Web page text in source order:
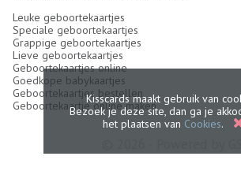
Leuke geboortekaartjes
Speciale geboortekaartjes
Grappige geboortekaartjes
Lieve geboortekaartjes
Geboortekaartjes online
Goedkope babykaartjes
Geboortekaartjes bestellen
Geboortekaartje online maken
Kisscards maakt gebruik van
Bezoek je deze site, dan ga je
het plaatsen van Cookies.